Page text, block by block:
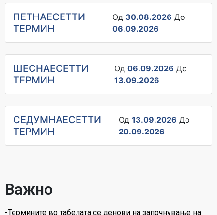
ПЕТНАЕСЕТТИ
ТЕРМИН
Од 30.08.2026 До
06.09.2026
ШЕСНАЕСЕТТИ
ТЕРМИН
Од 06.09.2026 До
13.09.2026
СЕДУМНАЕСЕТТИ
ТЕРМИН
Од13.09.2026 До
20.09.2026
Важно
-Термините во табелата се денови на започнување на